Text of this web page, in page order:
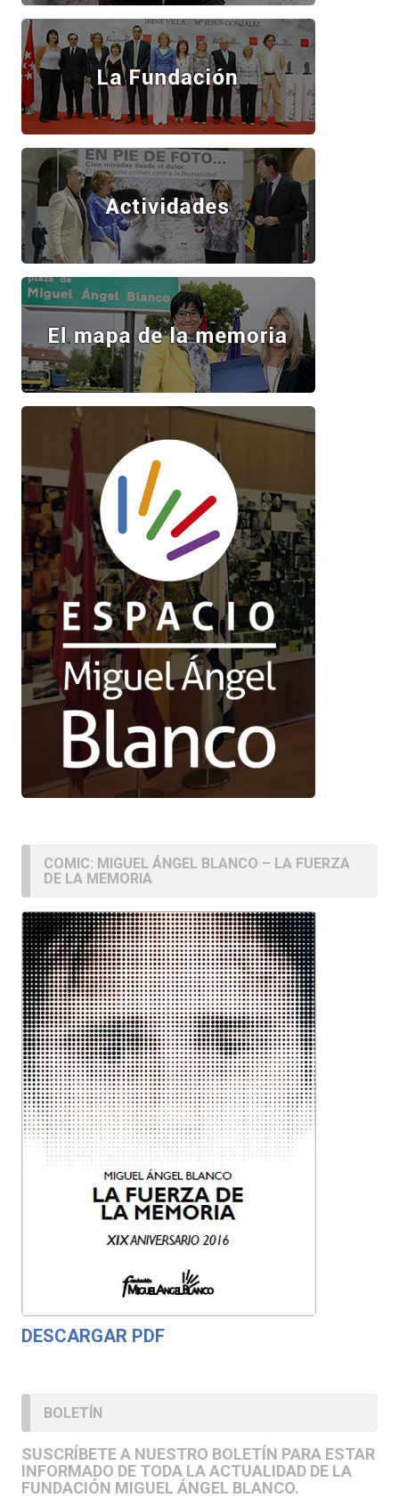
COMIC: MIGUEL ÁNGEL BLANCO – LA FUERZA
DE LA MEMORIA
DESCARGAR PDF
BOLETÍN
SUSCRÍBETE A NUESTRO BOLETÍN PARA ESTAR
INFORMADO DE TODA LA ACTUALIDAD DE LA
FUNDACIÓN MIGUEL ÁNGEL BLANCO.